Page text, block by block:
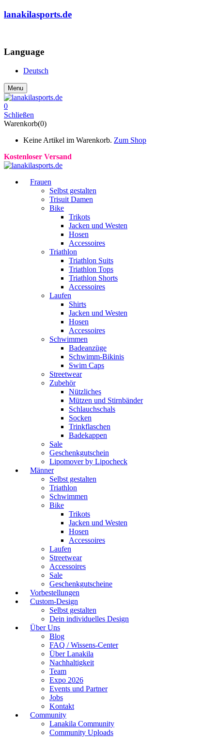
lanakilasports.de
Language
Deutsch
Menu
0
Schließen
Warenkorb(0)
Keine Artikel im Warenkorb. Zum Shop
Kostenloser Versand
Frauen
Selbst gestalten
Trisuit Damen
Bike
Trikots
Jacken und Westen
Hosen
Accessoires
Triathlon
Triathlon Suits
Triathlon Tops
Triathlon Shorts
Accessoires
Laufen
Shirts
Jacken und Westen
Hosen
Accessoires
Schwimmen
Badeanzüge
Schwimm-Bikinis
Swim Caps
Streetwear
Zubehör
Nützliches
Mützen und Stirnbänder
Schlauchschals
Socken
Trinkflaschen
Badekappen
Sale
Geschenkgutschein
Lipomover by Lipocheck
Männer
Selbst gestalten
Triathlon
Schwimmen
Bike
Trikots
Jacken und Westen
Hosen
Accessoires
Laufen
Streetwear
Accessoires
Sale
Geschenkgutscheine
Vorbestellungen
Custom-Design
Selbst gestalten
Dein individuelles Design
Über Uns
Blog
FAQ / Wissens-Center
Über Lanakila
Nachhaltigkeit
Team
Expo 2026
Events und Partner
Jobs
Kontakt
Community
Lanakila Community
Community Uploads